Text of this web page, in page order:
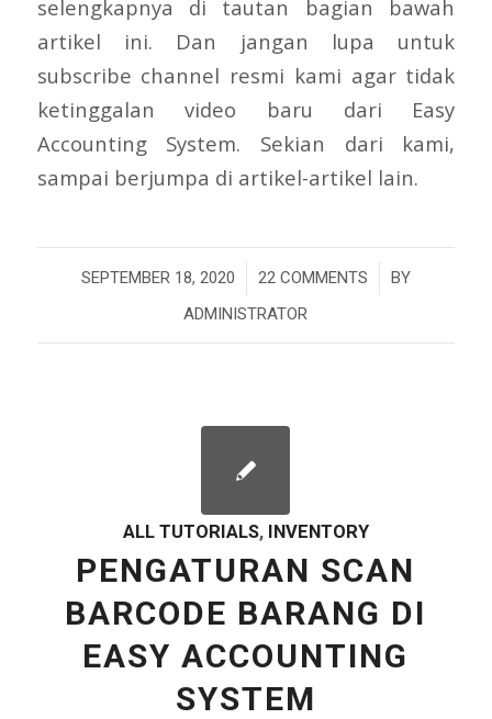
selengkapnya di tautan bagian bawah
artikel ini. Dan jangan lupa untuk
subscribe channel resmi kami agar tidak
ketinggalan video baru dari Easy
Accounting System. Sekian dari kami,
sampai berjumpa di artikel-artikel lain.
SEPTEMBER 18, 2020
/ 22 COMMENTS
/
BY
ADMINISTRATOR
ALL TUTORIALS, INVENTORY
PENGATURAN SCAN
BARCODE BARANG DI
EASY ACCOUNTING
SYSTEM